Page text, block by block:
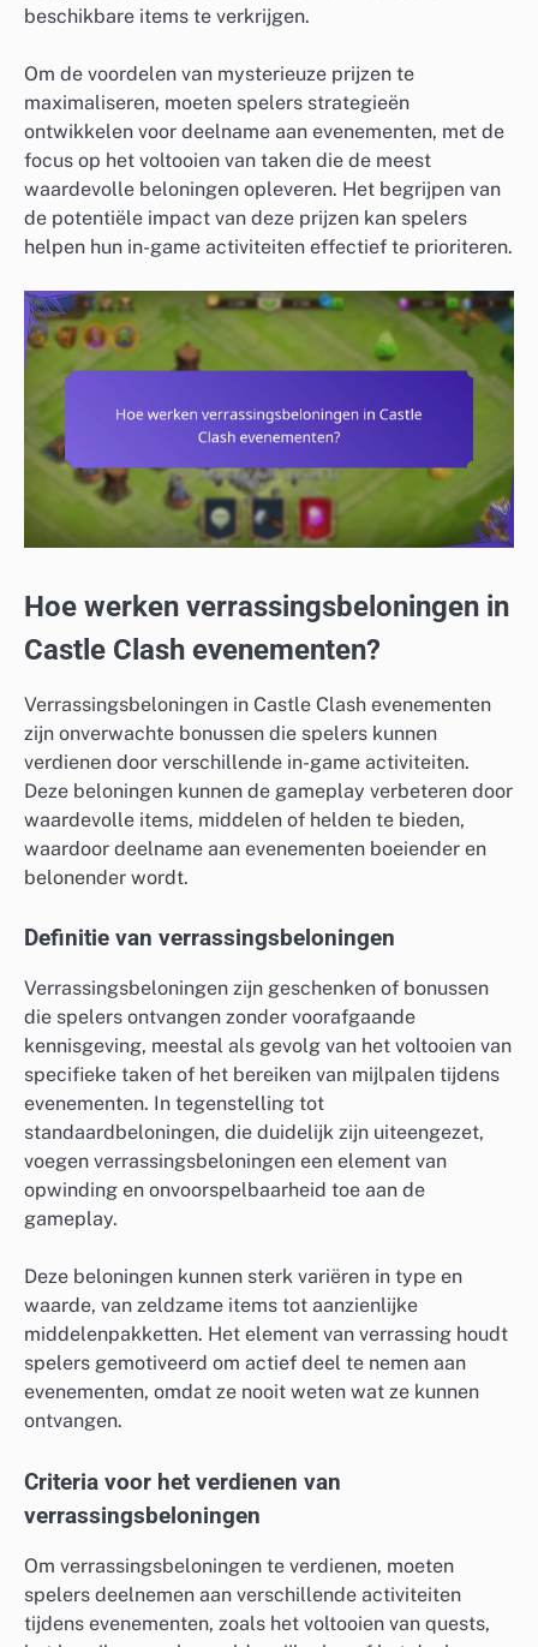
beschikbare items te verkrijgen.
Om de voordelen van mysterieuze prijzen te
maximaliseren, moeten spelers strategieën
ontwikkelen voor deelname aan evenementen, met de
focus op het voltooien van taken die de meest
waardevolle beloningen opleveren. Het begrijpen van
de potentiële impact van deze prijzen kan spelers
helpen hun in-game activiteiten effectief te prioriteren.
Hoe werken verrassingsbeloningen in
Castle Clash evenementen?
Verrassingsbeloningen in Castle Clash evenementen
zijn onverwachte bonussen die spelers kunnen
verdienen door verschillende in-game activiteiten.
Deze beloningen kunnen de gameplay verbeteren door
waardevolle items, middelen of helden te bieden,
waardoor deelname aan evenementen boeiender en
belonender wordt.
Definitie van verrassingsbeloningen
Verrassingsbeloningen zijn geschenken of bonussen
die spelers ontvangen zonder voorafgaande
kennisgeving, meestal als gevolg van het voltooien van
specifieke taken of het bereiken van mijlpalen tijdens
evenementen. In tegenstelling tot
standaardbeloningen, die duidelijk zijn uiteengezet,
voegen verrassingsbeloningen een element van
opwinding en onvoorspelbaarheid toe aan de
gameplay.
Deze beloningen kunnen sterk variëren in type en
waarde, van zeldzame items tot aanzienlijke
middelenpakketten. Het element van verrassing houdt
spelers gemotiveerd om actief deel te nemen aan
evenementen, omdat ze nooit weten wat ze kunnen
ontvangen.
Criteria voor het verdienen van
verrassingsbeloningen
Om verrassingsbeloningen te verdienen, moeten
spelers deelnemen aan verschillende activiteiten
tijdens evenementen, zoals het voltooien van quests,